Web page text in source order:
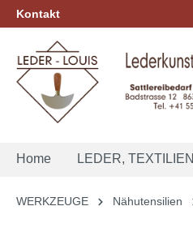
Kontakt
Home LEDER, TEXTILIEN
WERKZEUGE Nähutensilien